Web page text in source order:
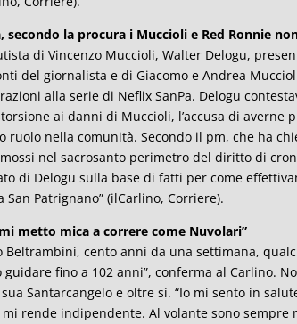
secondo la procura i Muccioli e Red Ronnie
di Vincenzo Muccioli, Walter Delogu,
del giornalista e di Giacomo e Andrea
alla serie di Neflix SanPa. Delogu
ai danni di Muccioli, l’accusa di averne
ruolo nella comunità. Secondo il pm, che ha
nel sacrosanto perimetro del diritto di
di Delogu sulla base di fatti per come
San Patrignano” (ilCarlino, Corriere).
metto mica a correre come Nuvolari”
Beltrambini, cento anni da una settimana,
guidare fino a 102 anni”, conferma al Carlino.
Santarcangelo e oltre sì. “Io mi sento in
mi rende indipendente. Al volante sono